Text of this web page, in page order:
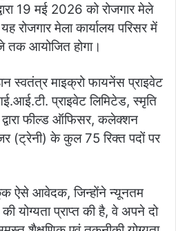
19 मई 2026 को रोजगार मेले
रोजगार मेला कार्यालय परिसर में
तक आयोजित होगा।
स्वतंत्र माइक्रो फायनेंस प्राइवेट
प्राइवेट लिमिटेड, स्मृति
द्वारा फील्ड ऑफिसर, कलेक्शन
(ट्रेनी) के कुल 75 रिक्त पदों पर
ऐसे आवेदक, जिन्होंने न्यूनतम
योग्यता प्राप्त की है, वे अपने दो